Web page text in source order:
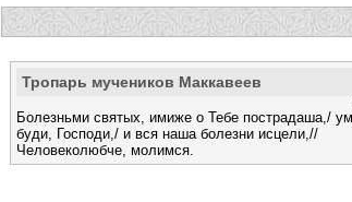
Тропарь мучеников Маккавеев
Болезньми святых, имиже о Тебе пострадаша,/
буди, Господи,/ и вся наша болезни исцели,//
Человеколюбче, молимся.